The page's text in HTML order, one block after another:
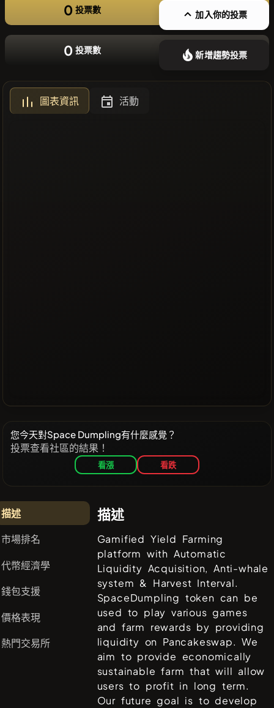
0 投票數 加入你的投票
0 投票數 新增趨勢投票
圖表資訊 活動
您今天對Space Dumpling有什麼感覺？
投票查看社區的結果！
看漲 看跌
描述
市場排名
代幣經濟學
錢包支援
價格表現
熱門交易所
描述
Gamified Yield Farming
platform with Automatic
Liquidity Acquisition, Anti-whale
system & Harvest Interval.
SpaceDumpling token can be
used to play various games
and farm rewards by providing
liquidity on Pancakeswap. We
aim to provide economically
sustainable farm that will allow
users to profit in long term.
Our future goal is to develop